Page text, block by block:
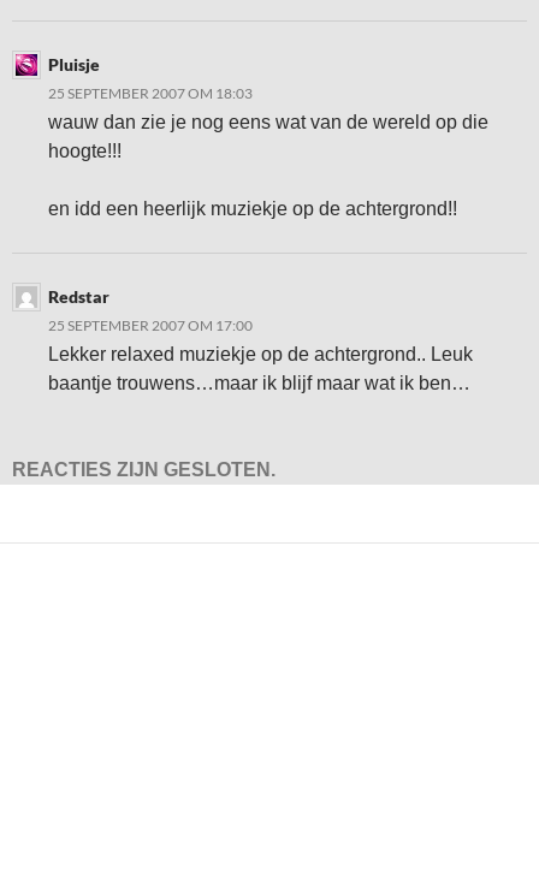
Pluisje
25 SEPTEMBER 2007 OM 18:03
wauw dan zie je nog eens wat van de wereld op die
hoogte!!!
en idd een heerlijk muziekje op de achtergrond!!
Redstar
25 SEPTEMBER 2007 OM 17:00
Lekker relaxed muziekje op de achtergrond.. Leuk
baantje trouwens…maar ik blijf maar wat ik ben…
REACTIES ZIJN GESLOTEN.